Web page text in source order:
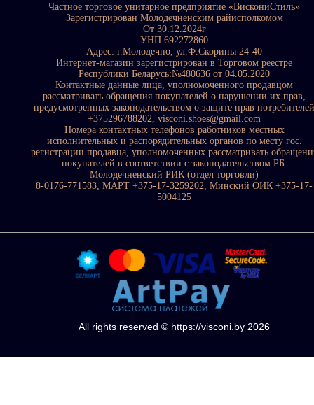
Частное торговое унитарное предприятие «ВискониСтиль»
Зарегистрирован Молодечненским райисполкомом
От 30.12.2024г
УНП 692272860
Адрес: г.Молодечно, ул.Ф.Скорины 24-40
Интернет-магазин зарегистрирован в Торговом реестре
Республики Беларусь:№480636 от 04.05.2020
Контактные данные лица, уполномоченного продавцом
рассматривать обращения покупателей о нарушении их прав,
предусмотренных законодательством о защите прав потребителей
+375296788202, visconi.shoes@gmail.com
Номера контактных телефонов работников местных
исполнительных и распорядительных органов по месту гос.
регистрации продавца, уполномоченных рассматривать
покупателей в соответствии с законодательством РБ:
Молодечненский РИК (отдел торговли)
8-0176-771583, МАРТ +375-17-3259202, Минский ОИК +375-17-
5004125
All rights reserved © https://visconi.by 2026